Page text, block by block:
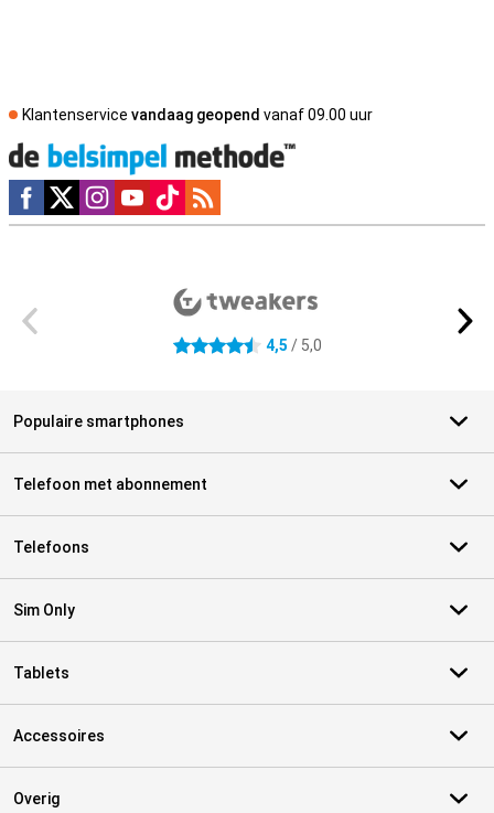
Klantenservice vandaag geopend vanaf 09.00 uur
Social media
4.5 sterren 4,5 / 5,0
Populaire smartphones
Telefoon met abonnement
Telefoons
Sim Only
Tablets
Accessoires
Overig